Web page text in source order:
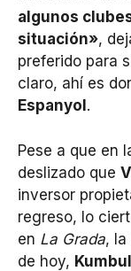
algunos
situación»,
preferido para
claro, ahí es
Espanyol .
Pese a que en
deslizado que
inversor
regreso, lo
en La Grada, la
de hoy,